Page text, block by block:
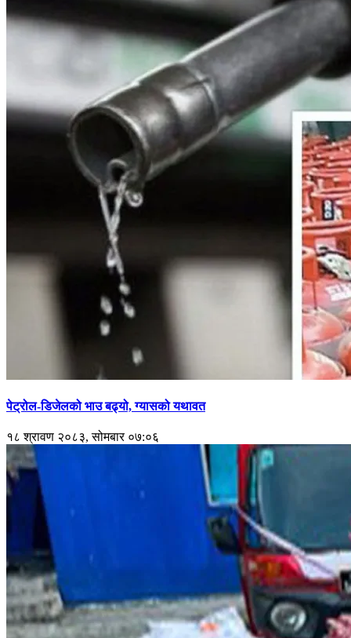
पेट्रोल-डिजेलको भाउ बढ्यो, ग्यासको यथावत
१८ श्रावण २०८३, सोमबार ०७:०६